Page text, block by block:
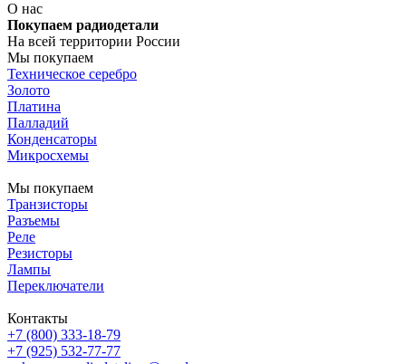
О нас
Покупаем радиодетали
На всей территории России
Мы покупаем
Техническое серебро
Золото
Платина
Палладий
Конденсаторы
Микросхемы
Мы покупаем
Транзисторы
Разъемы
Реле
Резисторы
Лампы
Переключатели
Контакты
+7 (800) 333-18-79
+7 (925) 532-77-77